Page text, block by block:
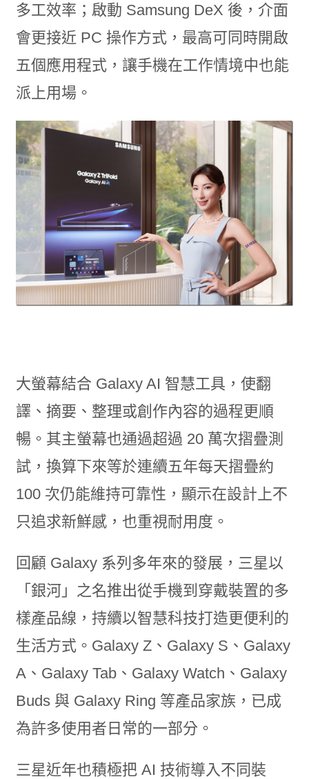
多工效率；啟動 Samsung DeX 後，介面
會更接近 PC 操作方式，最高可同時開啟
五個應用程式，讓手機在工作情境中也能
派上用場。
大螢幕結合 Galaxy AI 智慧工具，使翻
譯、摘要、整理或創作內容的過程更順
暢。其主螢幕也通過超過 20 萬次摺疊測
試，換算下來等於連續五年每天摺疊約
100 次仍能維持可靠性，顯示在設計上不
只追求新鮮感，也重視耐用度。
回顧 Galaxy 系列多年來的發展，三星以
「銀河」之名推出從手機到穿戴裝置的多
樣產品線，持續以智慧科技打造更便利的
生活方式。Galaxy Z、Galaxy S、Galaxy
A、Galaxy Tab、Galaxy Watch、Galaxy
Buds 與 Galaxy Ring 等產品家族，已成
為許多使用者日常的一部分。
三星近年也積極把 AI 技術導入不同裝